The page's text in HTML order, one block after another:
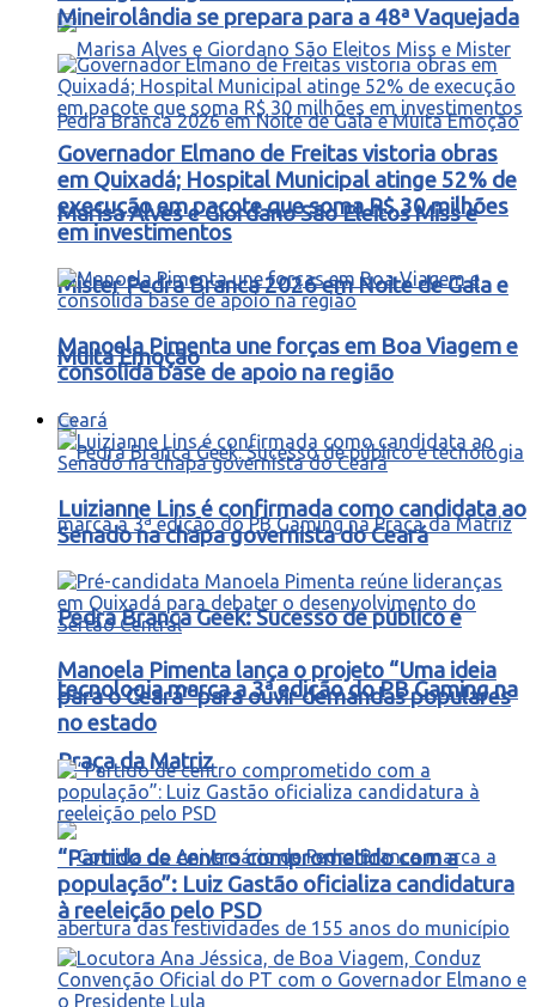
Marisa Alves e Giordano São Eleitos Miss e
Mister Pedra Branca 2026 em Noite de Gala e
Muita Emoção
Pedra Branca Geek: Sucesso de público e
tecnologia marca a 3ª edição do PB Gaming na
Praça da Matriz
Mineirolândia se prepara para a 48ª Vaquejada
Governador Elmano de Freitas vistoria obras
em Quixadá; Hospital Municipal atinge 52% de
execução em pacote que soma R$ 30 milhões
em investimentos
Manoela Pimenta une forças em Boa Viagem e
consolida base de apoio na região
Ceará
Luizianne Lins é confirmada como candidata ao
Senado na chapa governista do Ceará
Manoela Pimenta lança o projeto “Uma ideia
para o Ceará” para ouvir demandas populares
no estado
“Partido de centro comprometido com a
população”: Luiz Gastão oficializa candidatura
à reeleição pelo PSD